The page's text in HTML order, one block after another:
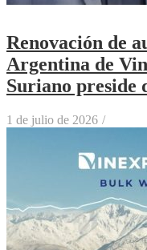
Renovación de
Argentina de
Suriano preside
1 de julio de 2026 /